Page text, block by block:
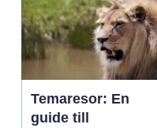
Temaresor: En
guide till